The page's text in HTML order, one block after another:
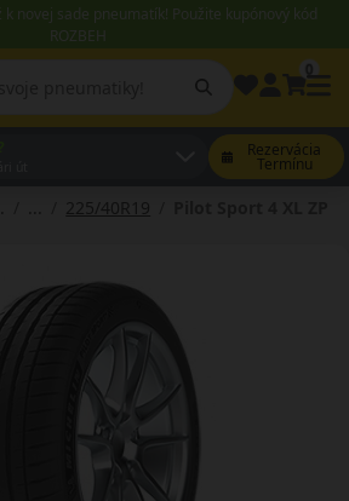
novej sade pneumatík! Použite kupónový kód
ROZBEH
Rezervácia
Termínu
225/40R19